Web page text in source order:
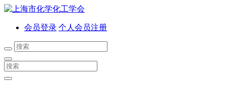
会员登录 个人会员注册